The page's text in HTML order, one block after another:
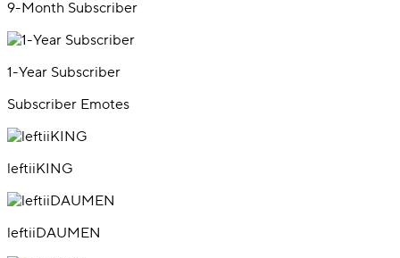
9-Month Subscriber
1-Year Subscriber
Subscriber Emotes
leftiiKING
leftiiDAUMEN